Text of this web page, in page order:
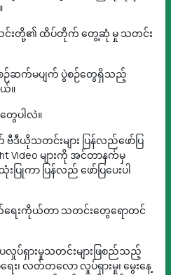
င်းတို့၏ ထိပ်တိုက် တွေ့ဆုံ မှု သတင်း
ဉ်ဆက်မပျက် ပွဲစဉ်တွေရှိသည့်
ယ်။
ေပါလဲ။
ဒီယိုသတင်းများ ပြန်လည်ဖော်ပြ
Video များကို အင်တာနက်မှ
ပြုကာ ပြန်လည် ဖော်ပြပေးပါ
ေးကိုယ်တာ သတင်းတွေရောတင်
ပလှုပ်ရှားမှုသတင်းများဖြစည်သည့်
ရေး၊ လတ်တလော လှုပ်ရှားမှု၊ မွေးနေ့